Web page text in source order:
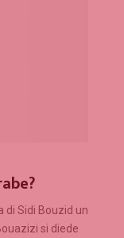
di Sidi Bouzid un
si diede